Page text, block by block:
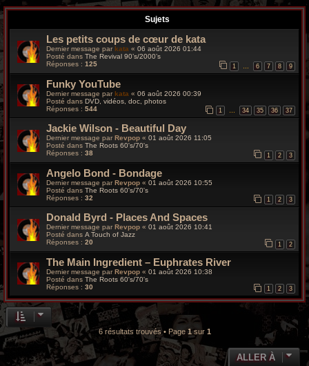
h
g
o
v
Sujets
Les petits coups de cœur de kata
Dernier message par kata « 06 août 2026 01:44
Posté dans The Revival 90’s/2000’s
Réponses : 125 1 6 7 8 9
Funky YouTube
Dernier message parkata « 06 août 2026 00:39
Posté dans DVD, vidéos, doc, photos
Réponses : 544 1 … 34 35 36 37
Jackie Wilson - Beautiful Day
Dernier message par Revpop « 01 août 2026 11:05
Posté dans The Roots 60's/70's
Réponses : 38 1 2 3
Angelo Bond - Bondage
Dernier message parRevpop « 01 août 2026 10:55
Posté dans The Roots 60's/70's
Réponses : 32 1 2 3
Donald Byrd - Places And Spaces
Dernier message par Revpop « 01 août 2026 10:41
Posté dans A Touch of Jazz
Réponses : 20 1 2
The Main Ingredient – Euphrates River
Dernier message parRevpop « 01 août 2026 10:38
Posté dans The Roots 60's/70's
Réponses : 30 1 2 3
6 résultats trouvés • Page1sur 1
ALLER À